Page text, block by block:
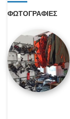
ΦΩΤΟΓΡΑΦΙΕΣ